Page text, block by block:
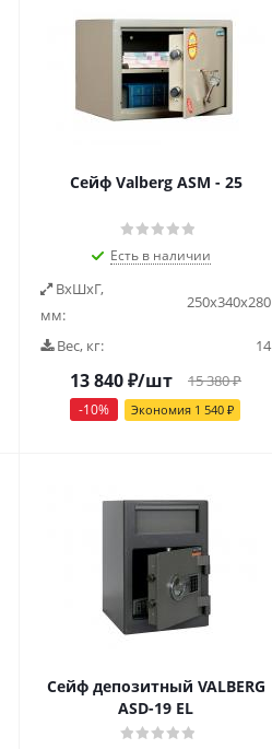
Cейф Valberg ASM - 25
Есть в наличии
ВxШxГ,
мм:
250х340х280
Вес, кг: 14
13 840₽/шт 15 380₽
-10% Экономия 1 540 ₽
Сейф депозитный VALBERG
ASD-19 EL